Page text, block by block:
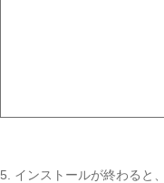
5. インストールが終わると